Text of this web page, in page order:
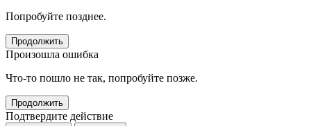
Попробуйте позднее.
Продолжить
Произошла ошибка
Что-то пошло не так, попробуйте позже.
Продолжить
Подтвердите действие